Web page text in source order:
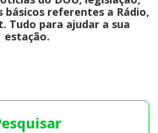
básicos referentes a Rádio,
Tudo para ajudar a sua
estação.